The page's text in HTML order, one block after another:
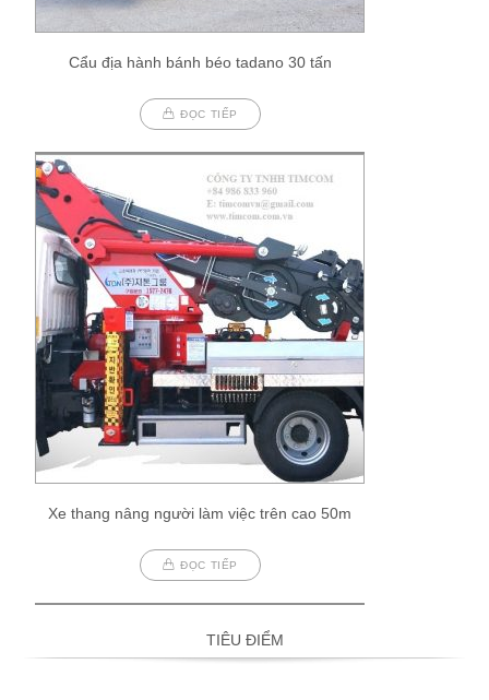
Cẩu địa hành bánh béo tadano 30 tấn
ĐỌC TIẾP
Xe thang nâng người làm việc trên cao 50m
ĐỌC TIẾP
TIÊU ĐIỂM